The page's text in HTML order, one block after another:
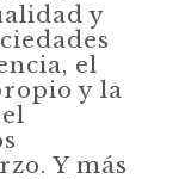
y
el
y la
Y más